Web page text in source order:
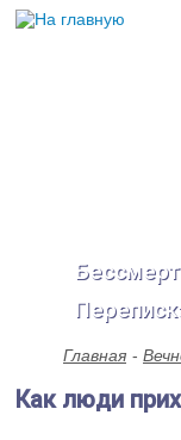
Главная
Как люди